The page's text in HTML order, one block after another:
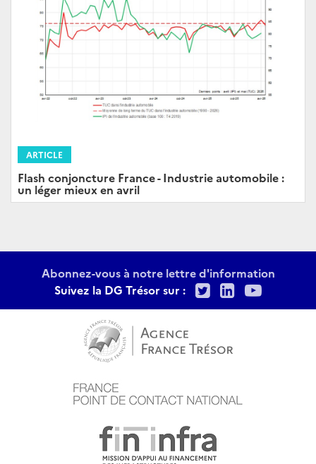
ARTICLE
Flash conjoncture France - Industrie automobile :
un léger mieux en avril
Abonnez-vous à notre lettre d'information
Suivez la DG Trésor sur :
TwitterLinkedIn